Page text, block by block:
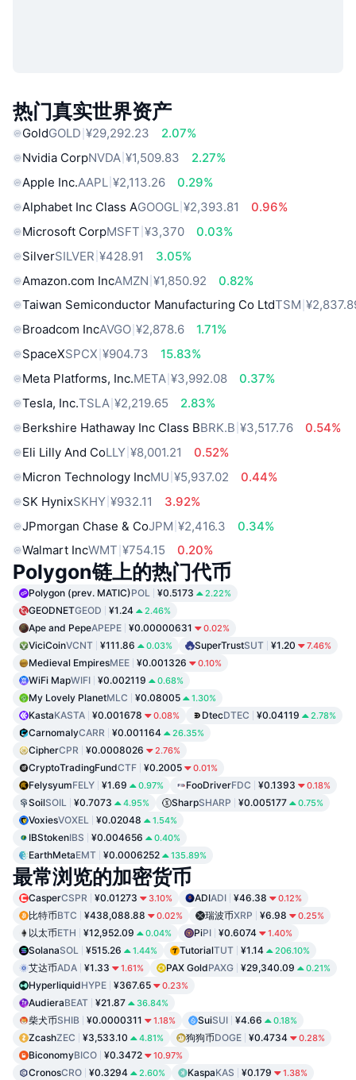
热门真实世界资产
GoldGOLD ¥29,292.23
2.07%
Nvidia CorpNVDA ¥1,509.83
2.27%
Apple Inc.AAPL ¥2,113.26
0.29%
Alphabet Inc Class AGOOGL ¥2,393.81
0.96%
Microsoft CorpMSFT ¥3,370
0.03%
SilverSILVER ¥428.91
3.05%
Amazon.com IncAMZN ¥1,850.92
0.82%
Taiwan Semiconductor Manufacturing Co LtdTSM
Broadcom IncAVGO ¥2,878.6
1.71%
SpaceXSPCX ¥904.73
15.83%
Meta Platforms, Inc.META ¥3,992.08
0.37%
Tesla, Inc.TSLA ¥2,219.65
2.83%
Berkshire Hathaway Inc Class BBRK.B ¥3,517.76
0.54%
Eli Lilly And CoLLY ¥8,001.21
0.52%
Micron Technology IncMU ¥5,937.02
0.44%
SK HynixSKHY ¥932.11
3.92%
JPmorgan Chase & CoJPM ¥2,416.3
0.34%
Walmart IncWMT ¥754.15 0.20%
Polygon链上的热门代币
Polygon (prev. MATIC)POL ¥0.5173 2.22%
GEODNETGEOD ¥1.24 2.46%
Ape and PepeAPEPE ¥0.00000631 0.02%
ViciCoinVCNT ¥111.86 0.03% SuperTrustSUT ¥1.20 7.46%
Medieval EmpiresMEE ¥0.001326 0.10%
WiFi MapWIFI ¥0.002119 0.68%
My Lovely PlanetMLC ¥0.08005 1.30%
KastaKASTA ¥0.001678 0.08% DtecDTEC ¥0.04119 2.78%
CarnomalyCARR ¥0.001164 26.35%
CipherCPR ¥0.0008026 2.76%
CryptoTradingFundCTF ¥0.2005 0.01%
FelysyumFELY ¥1.69 0.97% FooDriverFDC ¥0.1393 0.18%
SoilSOIL ¥0.7073 4.95% SharpSHARP ¥0.005177 0.75%
VoxiesVOXEL ¥0.02048 1.54%
IBStokenIBS ¥0.004656 0.40%
EarthMetaEMT ¥0.0006252 135.89%
最常浏览的加密货币
CasperCSPR ¥0.01273 3.10% ADIADI ¥46.38 0.12%
比特币BTC ¥438,088.88 0.02% 瑞波币XRP ¥6.98 0.25%
以太币ETH ¥12,952.09 0.04% PiPI ¥0.6074 1.40%
SolanaSOL ¥515.26 1.44% TutorialTUT ¥1.14 206.10%
艾达币ADA ¥1.33 1.61% PAX GoldPAXG ¥29,340.09 0.21%
HyperliquidHYPE ¥367.65 0.23%
AudieraBEAT ¥21.87 36.84%
柴犬币SHIB ¥0.0000311 1.18% SuiSUI ¥4.66 0.18%
ZcashZEC ¥3,533.10 4.81% 狗狗币DOGE ¥0.4734 0.28%
BiconomyBICO ¥0.3472 10.97%
CronosCRO ¥0.3294 2.60% KaspaKAS ¥0.179 1.38%